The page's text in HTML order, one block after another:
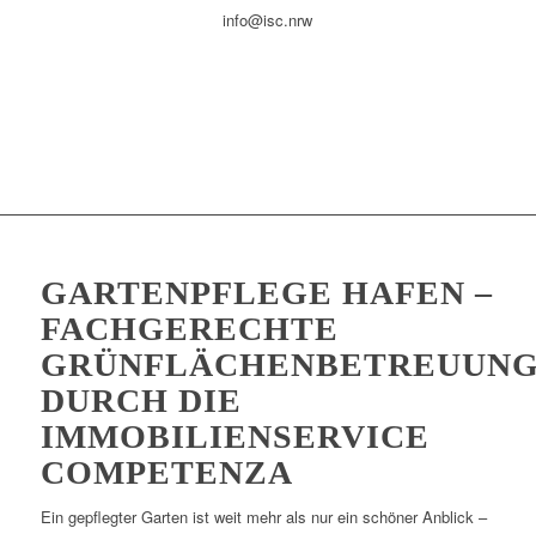
info@isc.nrw
GARTENPFLEGE HAFEN –
FACHGERECHTE
DURCH DIE
IMMOBILIENSERVICE
COMPETENZA
Ein gepflegter Garten ist weit mehr als nur ein schöner Anblick –